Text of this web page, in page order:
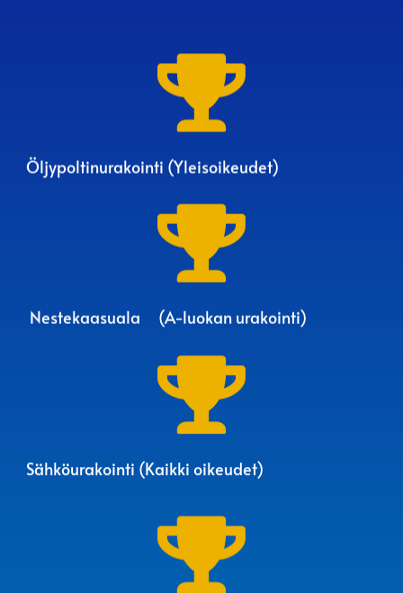

Öljypoltinurakointi (Yleisoikeudet)

‎ Nestekaasuala ‎ ‎ ‎ ‎ (A-luokan urakointi)

Sähköurakointi (Kaikki oikeudet)
